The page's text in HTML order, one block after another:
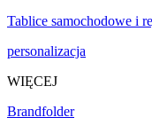
Tablice samochodowe i
personalizacja
WIĘCEJ
Brandfolder